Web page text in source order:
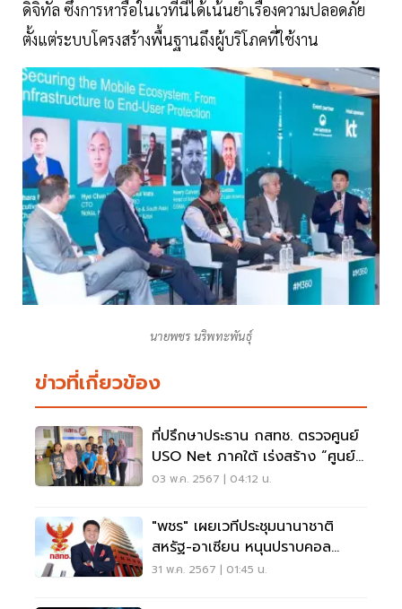
ดิจิทัล ซึ่งการหารือในเวทีนี้ได้เน้นย้ำเรื่องความปลอดภัย
ตั้งแต่ระบบโครงสร้างพื้นฐานถึงผู้บริโภคที่ใช้งาน
นายพชร นริพทะพันธุ์
ข่าวที่เกี่ยวข้อง
ที่ปรึกษาประธาน กสทช. ตรวจศูนย์
USO Net ภาคใต้ เร่งสร้าง “ศูนย์
ดิจิทัลชุมชน”
03 พ.ค. 2567 | 04:12 น.
"พชร" เผยเวทีประชุมนานาชาติ
สหรัฐ-อาเซียน หนุนปราบคอล
เซ็นเตอร์ของไทย
31 พ.ค. 2567 | 01:45 น.